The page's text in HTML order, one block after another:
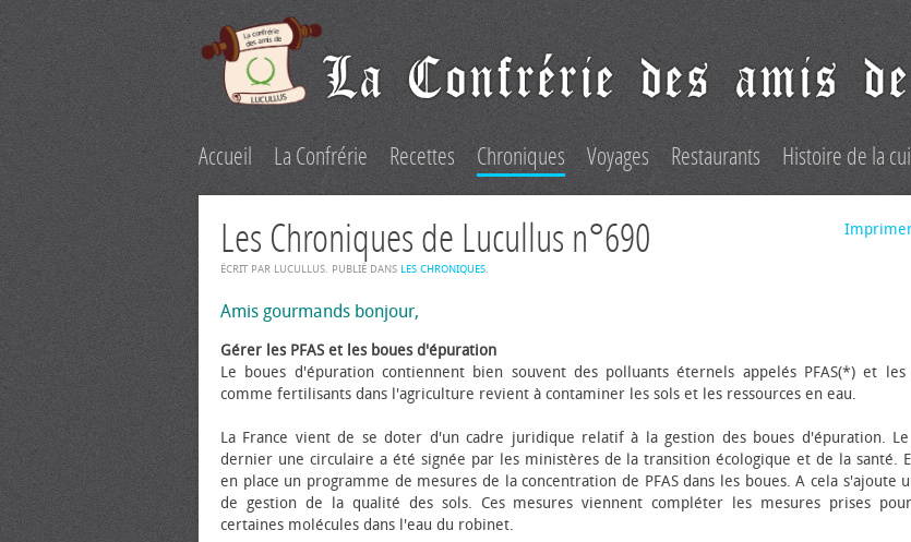
Accueil La Confrérie Recettes Chroniques Voyages Restaurants Histoire de la
Les Chroniques de Lucullus n°690
ÉCRIT PAR LUCULLUS. PUBLIÉ DANS LES CHRONIQUES.
Amis gourmands bonjour,
Gérer les PFAS et les boues d'épuration
Le boues d'épuration contiennent bien souvent des polluants éternels appelés PFAS(*) et
comme fertilisants dans l'agriculture revient à contaminer les sols et les ressources en eau.
La France vient de se doter d'un cadre juridique relatif à la gestion des boues d'épuration.
dernier une circulaire a été signée par les ministères de la transition écologique et de la santé.
en place un programme de mesures de la concentration de PFAS dans les boues. A cela s'ajoute
de gestion de la qualité des sols. Ces mesures viennent compléter les mesures prises
certaines molécules dans l'eau du robinet.